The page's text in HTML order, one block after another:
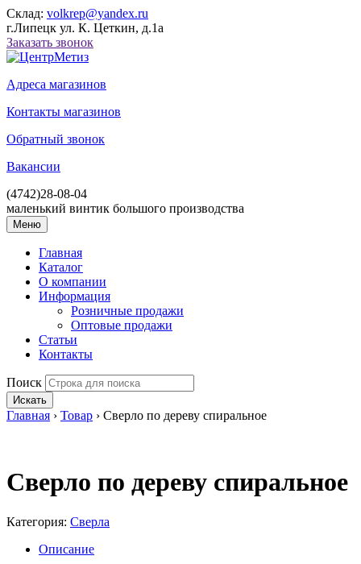
Склад: volkrep@yandex.ru
г.Липецк ул. К. Цеткин, д.1а
Заказать звонок
Адреса магазинов
Контакты магазинов
Обратный звонок
Вакансии
(4742)28-08-04
маленький винтик большого производства
Меню
Главная
Каталог
О компании
Информация
Розничные продажи
Оптовые продажи
Статьи
Контакты
Поиск
Искать
Главная › Товар › Сверло по дереву спиральное
Сверло по дереву спиральное
Категория: Сверла
Описание